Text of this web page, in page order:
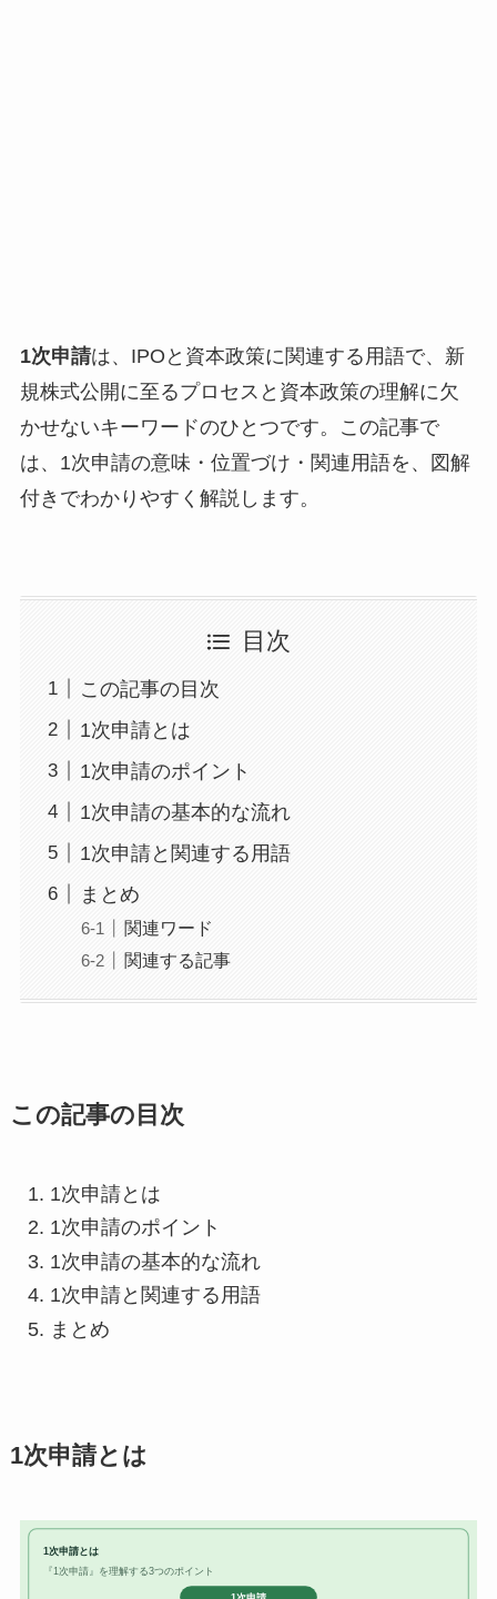
1次申請は、IPOと資本政策に関連する用語で、新
規株式公開に至るプロセスと資本政策の理解に欠
かせないキーワードのひとつです。この記事で
は、1次申請の意味・位置づけ・関連用語を、図解
付きでわかりやすく解説します。
目次
この記事の目次
1次申請とは
1次申請のポイント
1次申請の基本的な流れ
1次申請と関連する用語
まとめ
関連ワード
関連する記事
この記事の目次
1次申請とは
1次申請のポイント
1次申請の基本的な流れ
1次申請と関連する用語
まとめ
1次申請とは
1次申請とは
『1次申請』を理解する3つのポイント